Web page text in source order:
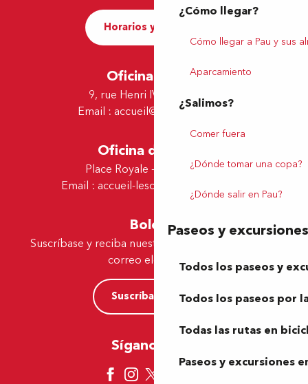
¿Cómo llegar?
Cómo llegar a Pau y sus
Aparcamiento
¿Salimos?
Comer fuera
¿Dónde tomar una copa?
¿Dónde salir en Pau?
Paseos y excursiones
Todos los paseos y
Todos los paseos por
Todas las rutas en
Paseos y excursiones
Horarios y contacto
Oficina de Pau
9, rue Henri IV - 64000 Pau
Email : accueil@tourismepau.fr
Oficina de Lescar
Place Royale - 64230 Lescar
Email : accueil-lescar@tourismepau.fr
Boletín
Suscríbase y reciba nuestras ofertas y noticias por
correo electrónico
Suscríbase ahora
Síganos aquí